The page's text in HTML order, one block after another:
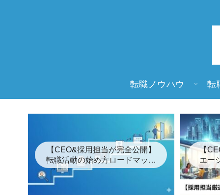
転職ノウハウ 転
【CEO&採用担当が完全公開】
転職活動の始め方ロードマップ
「7つの簡単な手順」
【
エー